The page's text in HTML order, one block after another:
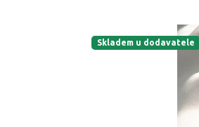
Skladem u dodavatele